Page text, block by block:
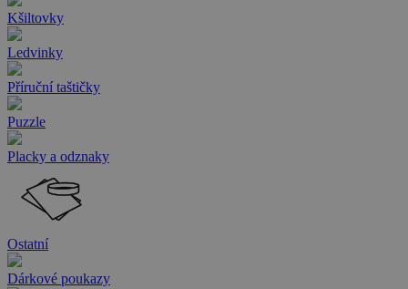
Kšiltovky
Ledvinky
Příruční taštičky
Puzzle
Placky a odznaky
Ostatní
Dárkové poukazy